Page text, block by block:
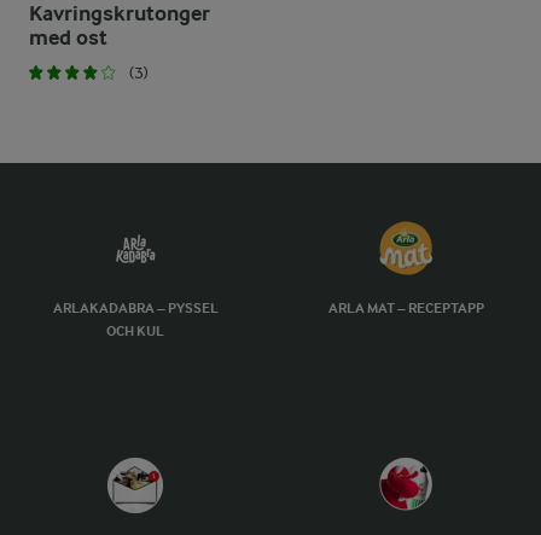
Kavringskrutonger
med ost
(3)
ARLAKADABRA – PYSSEL
OCH KUL
ARLA MAT – RECEPTAPP